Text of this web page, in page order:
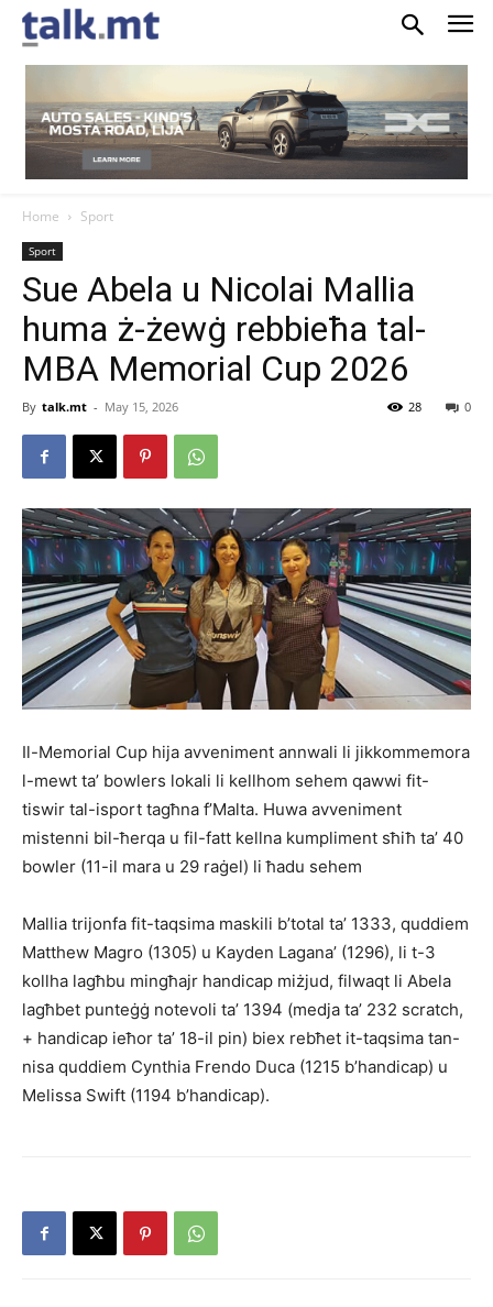
Home Sport
Sport
Sue Abela u Nicolai Mallia
huma ż-żewġ rebbieħa tal-
MBA Memorial Cup 2026
By talk.mt - May 15, 2026 0
28
Il-Memorial Cup hija avveniment annwali li jikkommemora
l-mewt ta’ bowlers lokali li kellhom sehem qawwi fit-
tiswir tal-isport tagħna f’Malta. Huwa avveniment
mistenni bil-ħerqa u fil-fatt kellna kumpliment sħiħ ta’ 40
bowler (11-il mara u 29 raġel) li ħadu sehem
Mallia trijonfa fit-taqsima maskili b’total ta’ 1333, quddiem
Matthew Magro (1305) u Kayden Lagana’ (1296), li t-3
kollha lagħbu mingħajr handicap miżjud, filwaqt li Abela
lagħbet punteġġ notevoli ta’ 1394 (medja ta’ 232 scratch,
+ handicap ieħor ta’ 18-il pin) biex rebħet it-taqsima tan-
nisa quddiem Cynthia Frendo Duca (1215 b’handicap) u
Melissa Swift (1194 b’handicap).